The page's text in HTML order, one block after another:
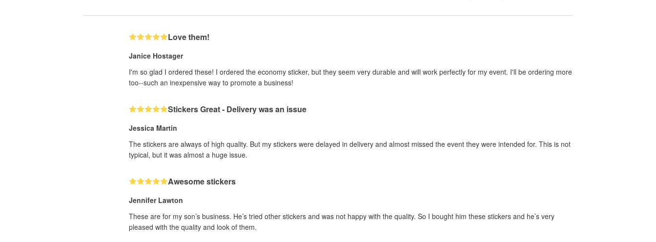
Love them!
Janice Hostager
I'm so glad I ordered these! I ordered the economy sticker, but they seem very durable and will work perfectly for my event. I'll be ordering more
too--such an inexpensive way to promote a business!
Stickers Great - Delivery was an issue
Jessica Martin
The stickers are always of high quality. But my stickers were delayed in delivery and almost missed the event they were intended for. This is not
typical, but it was almost a huge issue.
Awesome stickers
Jennifer Lawton
These are for my son’s business. He’s tried other stickers and was not happy with the quality. So I bought him these stickers and he’s very
pleased with the quality and look of them.